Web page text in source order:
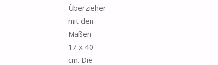
Überzieher
mit den
Maßen
17 x 40
cm. Die